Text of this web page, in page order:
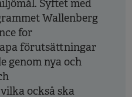
Syftet med
Wallenberg
for
förutsättningar
genom nya och
också ska